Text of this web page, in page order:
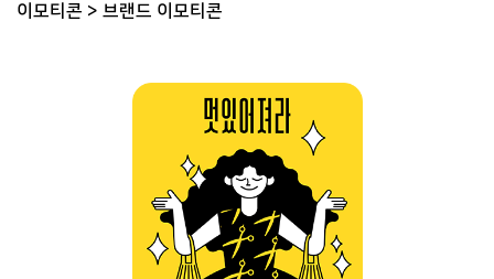
이모티콘 > 브랜드 이모티콘